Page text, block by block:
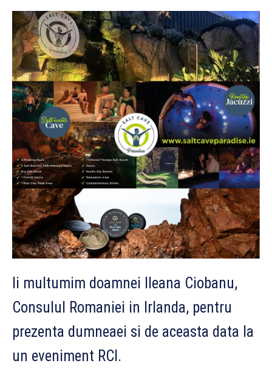
Ii multumim doamnei Ileana Ciobanu,
Consulul Romaniei in Irlanda, pentru
prezenta dumneaei si de aceasta data la
un eveniment RCI.